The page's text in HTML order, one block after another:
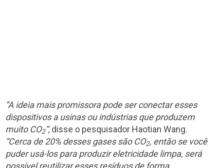
“A ideia mais promissora pode ser conectar esses
dispositivos a usinas ou indústrias que produzem
muito CO2“, disse o pesquisador Haotian Wang.
“Cerca de 20% desses gases são CO2, então se você
puder usá-los para produzir eletricidade limpa, será
possível reutilizar esses resíduos de forma